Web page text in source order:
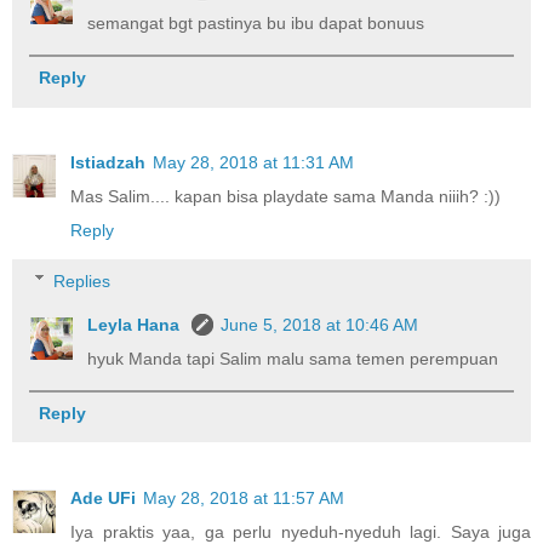
semangat bgt pastinya bu ibu dapat bonuus
Reply
Istiadzah May 28, 2018 at 11:31 AM
Mas Salim.... kapan bisa playdate sama Manda niiih? :))
Reply
Replies
Leyla Hana
June 5, 2018 at 10:46 AM
hyuk Manda tapi Salim malu sama temen perempuan
Reply
Ade UFi May 28, 2018 at 11:57 AM
Iya praktis yaa, ga perlu nyeduh-nyeduh lagi. Saya juga